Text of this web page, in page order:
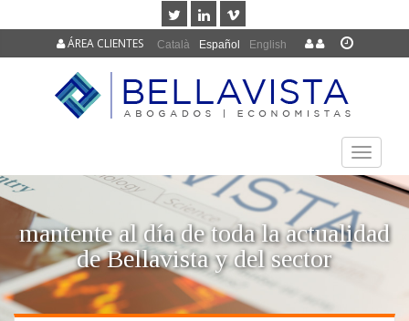
Català Español English
ÁREA CLIENTES
TOGGLE
mantente al día de toda la actualidad
de Bellavista y del sector